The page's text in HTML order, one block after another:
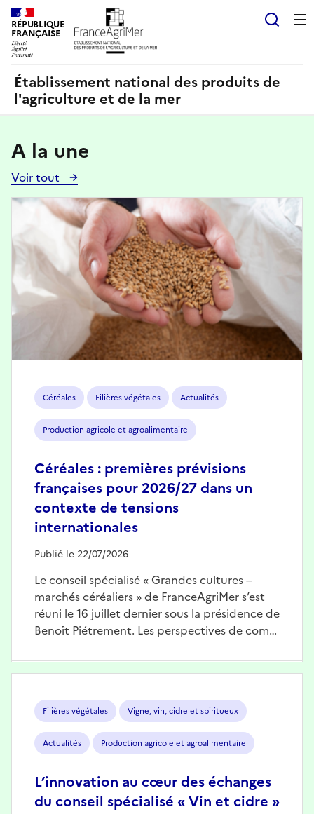
RÉPUBLIQUE
FRANÇAISE
Établissement national des produits de
l'agriculture et de la mer
A la une
Voir tout
Voir
toutes
les
actualités
Céréales Filières végétales Actualités
Production agricole et agroalimentaire
Céréales : premières prévisions
françaises pour 2026/27 dans un
contexte de tensions
internationales
Publié le 22/07/2026
Le conseil spécialisé « Grandes cultures –
marchés céréaliers » de FranceAgriMer s’est
réuni le 16 juillet dernier sous la présidence de
Benoît Piétrement. Les perspectives de com…
Image
Filières végétales Vigne, vin, cidre et spiritueux
Actualités Production agricole et agroalimentaire
L’innovation au cœur des échanges
du conseil spécialisé « Vin et cidre »
Panneau de gestion des cookies